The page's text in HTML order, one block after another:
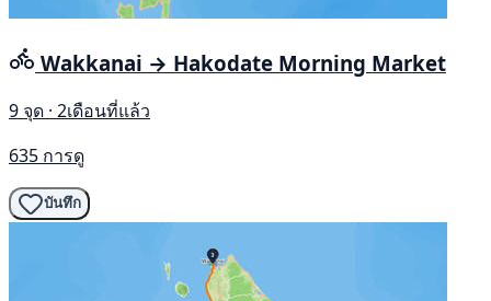
Wakkanai → Hakodate Morning Market
9 จุด · 2เดือนที่แล้ว
635 การดู
บันทึก